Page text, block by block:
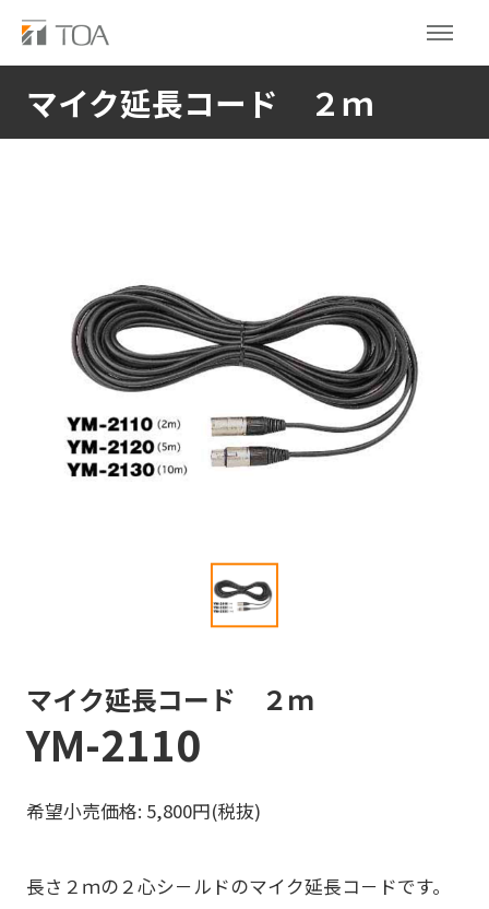
マイク延長コード ２ｍ
マイク延長コード ２ｍ
YM-2110
希望小売価格: 5,800円(税抜)
長さ２ｍの２心シ－ルドのマイク延長コ－ドです。